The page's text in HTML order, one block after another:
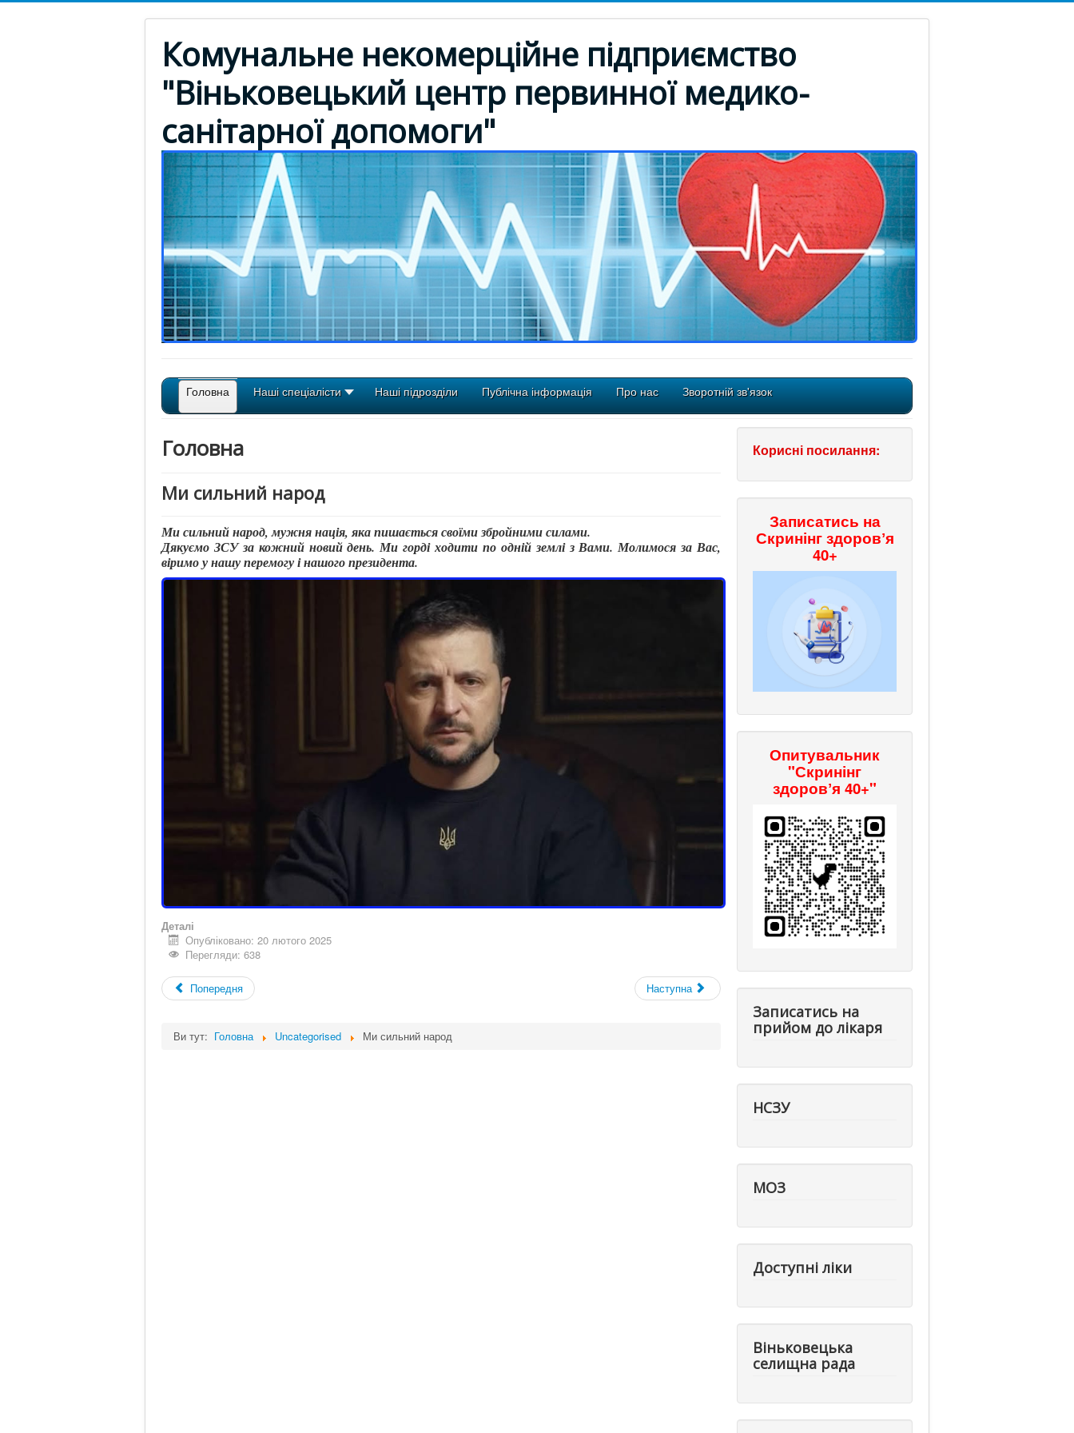
Комунальне некомерційне підприємство
"Віньковецький центр первинної медико-
санітарної допомоги"
Головна Наші спеціалісти Наші підрозділи Публічна інформація Про нас Зворотній зв'язок
Головна
Ми сильний народ
Ми сильний народ, мужня нація, яка пишається своїми збройними силами.
Дякуємо ЗСУ за кожний новий день. Ми горді ходити по одній землі з Вами. Молимося за Вас,
віримо у нашу перемогу і нашого президента.
Деталі
Опубліковано: 20 лютого 2025
Перегляди: 638
Попередня Наступна
Ви тут: Головна Uncategorised Ми сильний народ
Корисні посилання:
Записатись на
Скринінг здоровʼя
40+
Опитувальник
"Скринінг
здоровʼя 40+"
Записатись на
прийом до лікаря
НСЗУ
МОЗ
Доступні ліки
Віньковецька
селищна рада